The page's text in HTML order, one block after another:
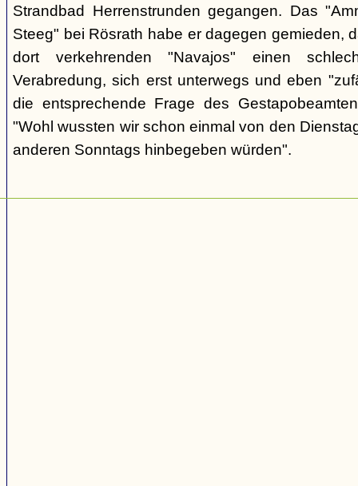
Strandbad Herrenstrunden gegangen. Das
Steeg" bei Rösrath habe er dagegen gemieden,
dort verkehrenden "Navajos" einen
Verabredung, sich erst unterwegs und eben
die entsprechende Frage des
"Wohl wussten wir schon einmal von den
anderen Sonntags hinbegeben würden".